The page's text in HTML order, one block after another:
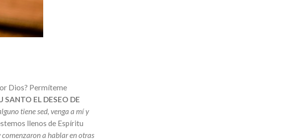
Dios? Permíteme
SANTO EL DESEO DE
tiene sed, venga a mí y
llenos de Espíritu
a hablar en otras